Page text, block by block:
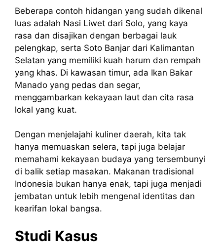
Beberapa contoh hidangan yang sudah dikenal
luas adalah Nasi Liwet dari Solo, yang kaya
rasa dan disajikan dengan berbagai lauk
pelengkap, serta Soto Banjar dari Kalimantan
Selatan yang memiliki kuah harum dan rempah
yang khas. Di kawasan timur, ada Ikan Bakar
Manado yang pedas dan segar,
menggambarkan kekayaan laut dan cita rasa
lokal yang kuat.
Dengan menjelajahi kuliner daerah, kita tak
hanya memuaskan selera, tapi juga belajar
memahami kekayaan budaya yang tersembunyi
di balik setiap masakan. Makanan tradisional
Indonesia bukan hanya enak, tapi juga menjadi
jembatan untuk lebih mengenal identitas dan
kearifan lokal bangsa.
Studi Kasus